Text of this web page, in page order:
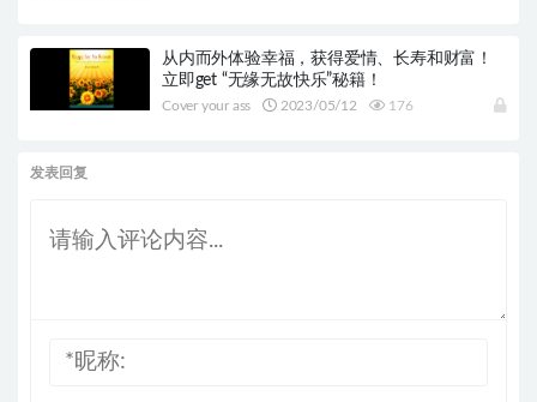
从内而外体验幸福，获得爱情、长寿和财富！
立即get “无缘无故快乐”秘籍！
Cover your ass 2023/05/12 176
发表回复